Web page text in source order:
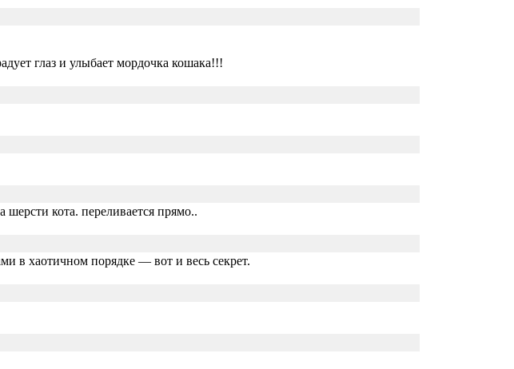
глаз и улыбает мордочка кошака!!!
кота. переливается прямо..
в хаотичном порядке — вот и весь секрет.